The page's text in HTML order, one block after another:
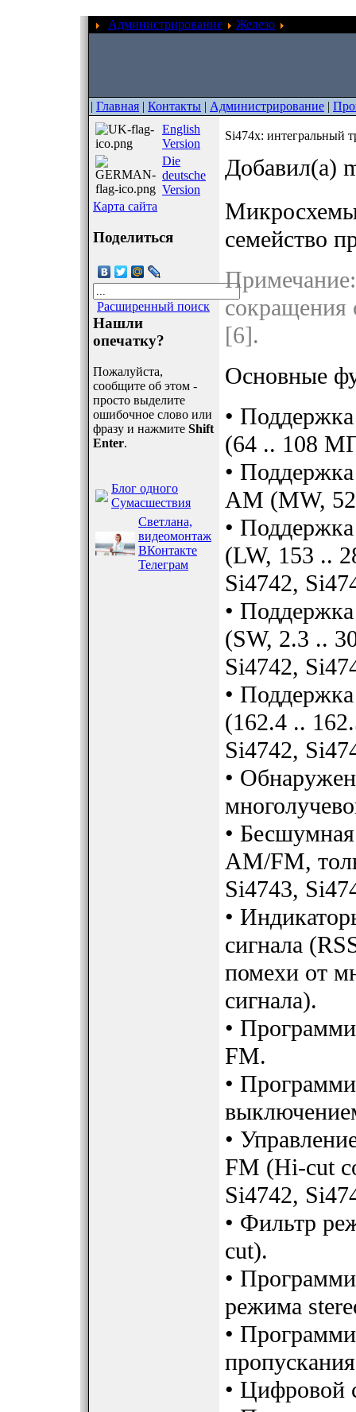
Администрирование Железо
| Главная | Контакты | Администрирование |
English
Version
Die
deutsche
Version
Карта сайта
Поделиться
Расширенный поиск
Нашли
опечатку?
Пожалуйста,
сообщите об этом -
просто выделите
ошибочное слово или
фразу и нажмите Shift
Enter.
Блог одного
Сумасшествия
Светлана,
видеомонтаж
ВКонтакте
Телеграм
Si474x: интегральный
Добавил(а)
семейство
сокращения
[6].
Основные
•
(64 .. 108
•
AM (MW,
•
(LW, 153 ..
Si4742,
•
(SW, 2.3 ..
Si4742,
•
(162.4 ..
Si4742,
•
•
AM/FM,
Si4743,
•
сигнала
помехи от
сигнала).
•
FM.
•
•
FM (Hi-cut
Si4742,
• Фильтр
cut).
•
режима
•
• Цифровой